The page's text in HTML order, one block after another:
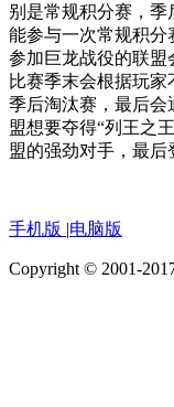
别是常规积分赛，季
能参与一次常规积分
参加巨龙战役的联盟
比赛季末会根据玩
季后淘汰赛，最后会
盟想要夺得“列王之
盟的强劲对手，最后
手机版 |电脑版
Copyright © 2001-